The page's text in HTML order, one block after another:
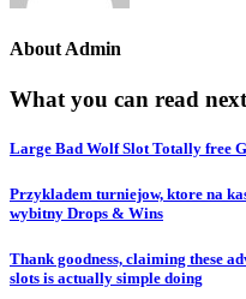
AboutAdmin
What you can read next
Large Bad Wolf Slot Totally free
Przykladem turniejow, ktore na
wybitny Drops & Wins
Thank goodness, claiming these
slots is actually simple doing